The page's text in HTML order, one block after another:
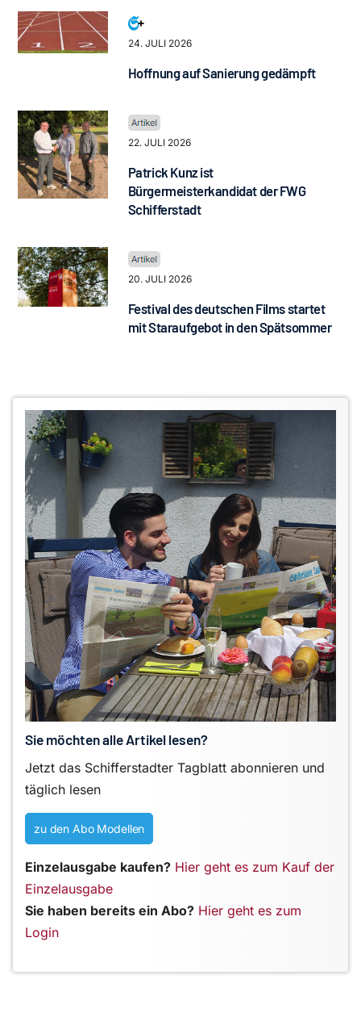
24. JULI 2026
Hoffnung auf Sanierung gedämpft
22. JULI 2026
Patrick Kunz ist
Bürgermeisterkandidat der FWG
Schifferstadt
20. JULI 2026
Festival des deutschen Films startet
mit Staraufgebot in den Spätsommer
Sie möchten alle Artikel lesen?
Jetzt das Schifferstadter Tagblatt abonnieren und
täglich lesen
zu den Abo Modellen
Einzelausgabe kaufen? Hier geht es zum Kauf der
Einzelausgabe
Sie haben bereits ein Abo? Hier geht es zum
Login